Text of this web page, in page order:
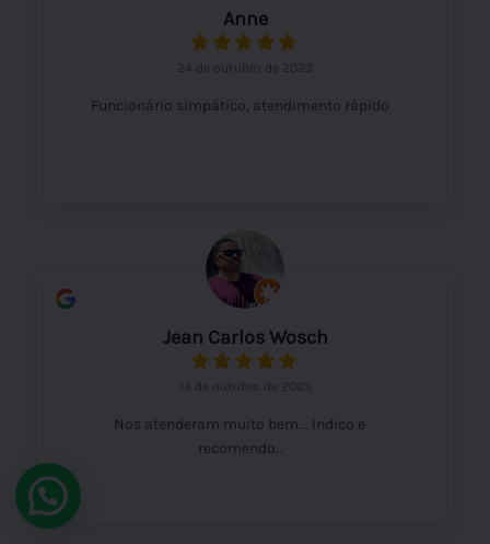
Anne
24 de outubro de 2023
Funcionário simpático, atendimento rápido
Jean Carlos Wosch
14 de outubro de 2023
Nos atenderam muito bem... Indico e
recomendo..